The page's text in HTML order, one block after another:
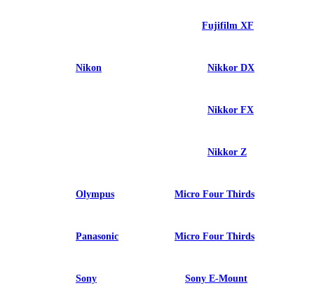
Fujifilm XF
Nikon Nikkor DX
Nikkor FX
Nikkor Z
Olympus Micro Four Thirds
Panasonic Micro Four Thirds
Sony Sony E-Mount